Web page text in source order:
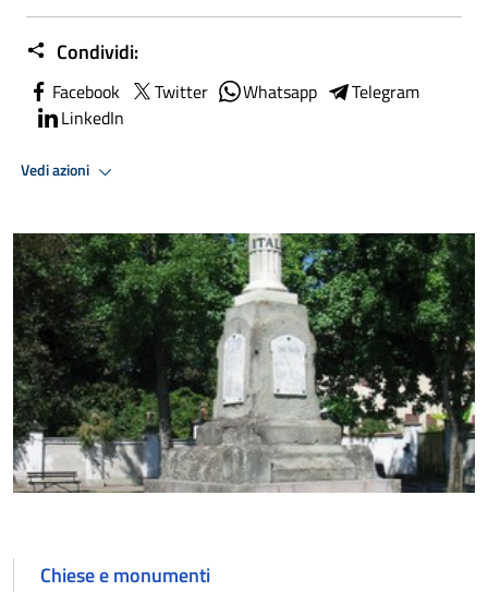
Condividi:
Facebook Twitter Whatsapp
Telegram
LinkedIn
Vedi azioni
Chiese e monumenti